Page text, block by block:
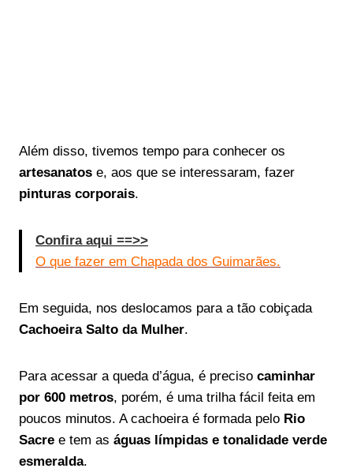
Além disso, tivemos tempo para conhecer os
artesanatos e, aos que se interessaram, fazer
pinturas corporais.
Confira aqui ==>>
O que fazer em Chapada dos Guimarães.
Em seguida, nos deslocamos para a tão cobiçada
Cachoeira Salto da Mulher.
Para acessar a queda d’água, é preciso caminhar
por 600 metros, porém, é uma trilha fácil feita em
poucos minutos. A cachoeira é formada pelo Rio
Sacre e tem as águas límpidas e tonalidade verde
esmeralda.